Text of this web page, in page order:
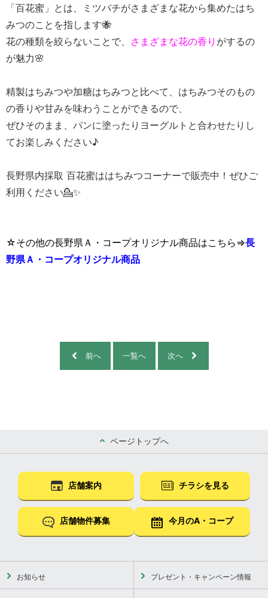
「百花蜜」とは、ミツバチがさまざまな花から集めたはち
みつのことを指します🐝
花の種類を絞らないことで、 さまざまな花の香り がするの
が魅力🌸
精製はちみつや加糖はちみつと比べて、はちみつそのもの
の香りや甘みを味わうことができるので、
ぜひそのまま、パンに塗ったりヨーグルトと合わせたりし
てお楽しみください♪
長野県内採取 百花蜜ははちみつコーナーで販売中！ぜひご
利用ください💁✨
☆その他の長野県Ａ・コープオリジナル商品はこちら⇒長
野県Ａ・コープオリジナル商品
前へ 一覧へ 次へ
ページトップへ
店舗案内 チラシを見る
店舗物件募集 今月のA・コープ
お知らせ プレゼント・キャンペーン情報